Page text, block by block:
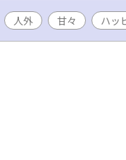
人間にはあ
ンタジーと
人外 甘々 ハッ